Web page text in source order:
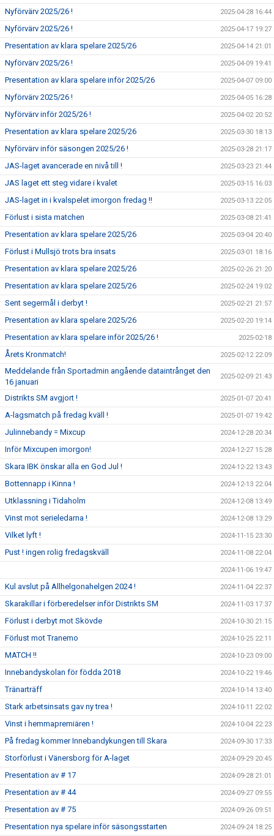
Nyförvärv 2025/26 ! 2025-04-28 16:44
Nyförvärv 2025/26 ! 2025-04-17 19:27
Presentation av klara spelare 2025/26 2025-04-14 21:01
Nyförvärv 2025/26 ! 2025-04-09 19:41
Presentation av klara spelare inför 2025/26 2025-04-07 09:00
Nyförvärv 2025/26 ! 2025-04-05 16:28
Nyförvärv inför 2025/26 ! 2025-04-02 20:52
Presentation av klara spelare 2025/26 2025-03-30 18:13
Nyförvärv inför säsongen 2025/26 ! 2025-03-28 21:17
JAS-laget avancerade en nivå till ! 2025-03-23 21:44
JAS laget ett steg vidare i kvalet 2025-03-15 16:03
JAS-laget in i kvalspelet imorgon fredag !! 2025-03-13 22:05
Förlust i sista matchen 2025-03-08 21:41
Presentation av klara spelare 2025/26 2025-03-04 20:40
Förlust i Mullsjö trots bra insats 2025-03-01 18:16
Presentation av klara spelare 2025/26 2025-02-26 21:20
Presentation av klara spelare 2025/26 2025-02-24 19:02
Sent segermål i derbyt ! 2025-02-21 21:57
Presentation av klara spelare 2025/26 2025-02-20 19:14
Presentation av klara spelare inför 2025/26 ! 2025-02-18
Årets Kronmatch! 2025-02-12 22:09
Meddelande från Sportadmin angående dataintrånget den
16 januari
2025-02-09 21:43
Distrikts SM avgjort ! 2025-01-07 20:41
A-lagsmatch på fredag kväll ! 2025-01-07 19:42
Julinnebandy = Mixcup 2024-12-28 20:34
Inför Mixcupen imorgon! 2024-12-27 15:28
Skara IBK önskar alla en God Jul ! 2024-12-22 13:43
Bottennapp i Kinna ! 2024-12-13 22:04
Utklassning i Tidaholm 2024-12-08 13:49
Vinst mot serieledarna ! 2024-12-08 13:29
Vilket lyft ! 2024-11-15 23:30
Pust ! ingen rolig fredagskväll 2024-11-08 22:04
2024-11-06 19:47
Kul avslut på Allhelgonahelgen 2024 ! 2024-11-04 22:37
Skarakillar i förberedelser inför Distrikts SM 2024-11-03 17:37
Förlust i derbyt mot Skövde 2024-10-30 21:15
Förlust mot Tranemo 2024-10-25 22:11
MATCH !! 2024-10-23 09:00
Innebandyskolan för födda 2018 2024-10-22 19:46
Tränarträff 2024-10-14 13:40
Stark arbetsinsats gav ny trea ! 2024-10-11 22:02
Vinst i hemmapremiären ! 2024-10-04 22:23
På fredag kommer Innebandykungen till Skara 2024-09-30 17:33
Storförlust i Vänersborg för A-laget 2024-09-29 20:45
Presentation av # 17 2024-09-28 21:01
Presentation av # 44 2024-09-27 09:55
Presentation av # 75 2024-09-26 09:51
Presentation nya spelare inför säsongsstarten 2024-09-24 18:25